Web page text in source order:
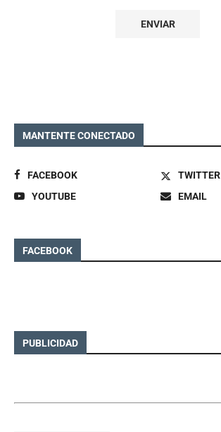
MANTENTE CONECTADO
FACEBOOK
TWITTER
YOUTUBE
EMAIL
FACEBOOK
PUBLICIDAD